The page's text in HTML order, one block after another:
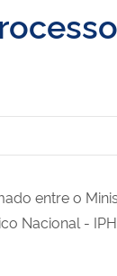
entre o
Nacional -